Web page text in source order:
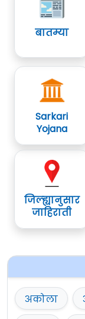
बातम्या
Sarkari
Yojana
जिल्ह्यानुसार
जाहिराती
अकोला